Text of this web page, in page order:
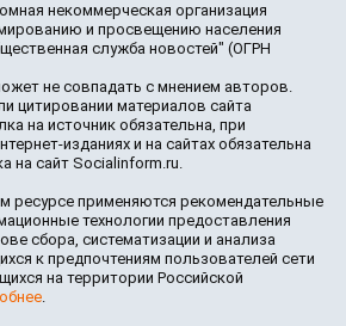
некоммерческая организация
и просвещению населения
служба новостей" (ОГРН
не совпадать с мнением авторов.
цитировании материалов сайта
на источник обязательна, при
изданиях и на сайтах обязательна
на сайт Socialinform.ru.
ресурсе применяются рекомендательные
технологии предоставления
сбора, систематизации и анализа
к предпочтениям пользователей сети
на территории Российской
.